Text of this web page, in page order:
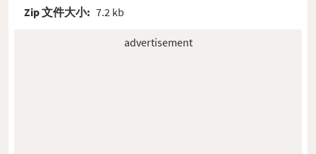
Zip 文件大小: 7.2 kb
advertisement